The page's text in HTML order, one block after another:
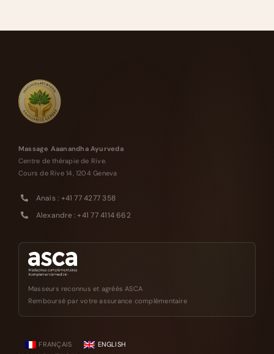
Massage Aaanandha Ayurveda
Centre de thérapie de Rive.
Cours de Rive 14, 1204 Geneva
Anaïs : +41 77 4277 358
Alexandre : +41 77 4114 662
Masseurs reconnus et agréés ASCA
Remboursé par votre assurance complémentaire
FRANÇAIS ENGLISH